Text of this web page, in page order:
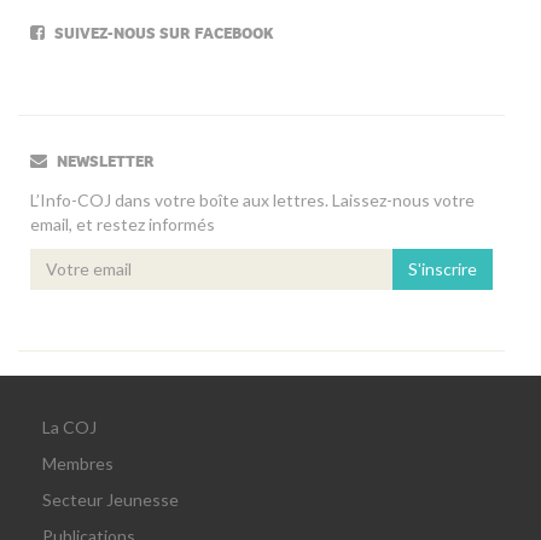
SUIVEZ-NOUS SUR FACEBOOK
NEWSLETTER
L’Info-COJ dans votre boîte aux lettres. Laissez-nous votre
email, et restez informés
S'inscrire
La COJ
Membres
Secteur Jeunesse
Publications